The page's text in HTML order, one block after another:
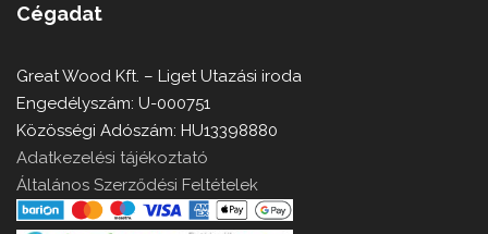
Cégadat
Great Wood Kft. – Liget Utazási iroda
Engedélyszám: U-000751
Közösségi Adószám: HU13398880
Adatkezelési tájékoztató
Általános Szerződési Feltételek